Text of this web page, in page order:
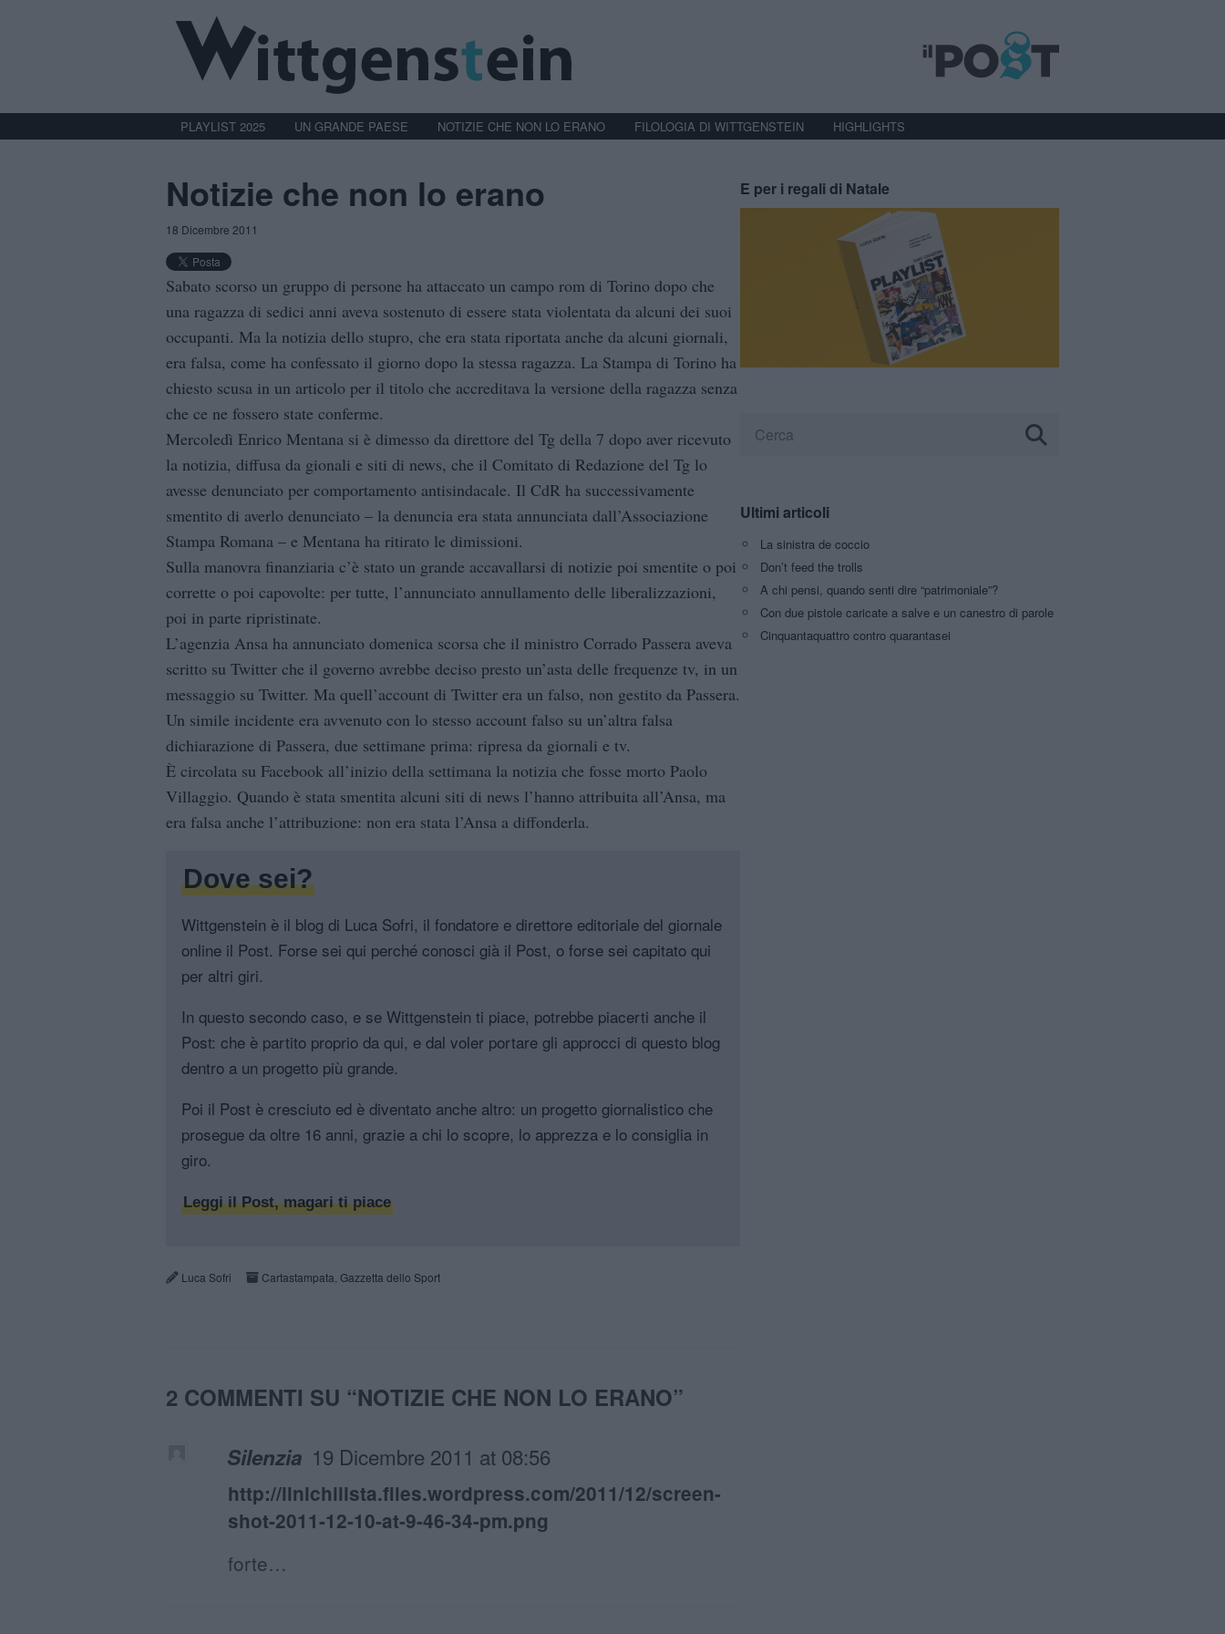
PLAYLIST 2025 UN GRANDE PAESE NOTIZIE CHE NON LO ERANO FILOLOGIA DI WITTGENSTEIN HIGHLIGHTS
Notizie che non lo erano
18 Dicembre 2011
Sabato scorso un gruppo di persone ha attaccato un campo rom di Torino dopo che
una ragazza di sedici anni aveva sostenuto di essere stata violentata da alcuni dei suoi
occupanti. Ma la notizia dello stupro, che era stata riportata anche da alcuni giornali,
era falsa, come ha confessato il giorno dopo la stessa ragazza. La Stampa di Torino ha
chiesto scusa in un articolo per il titolo che accreditava la versione della ragazza senza
che ce ne fossero state conferme.
Mercoledì Enrico Mentana si è dimesso da direttore del Tg della 7 dopo aver ricevuto
la notizia, diffusa da gionali e siti di news, che il Comitato di Redazione del Tg lo
avesse denunciato per comportamento antisindacale. Il CdR ha successivamente
smentito di averlo denunciato – la denuncia era stata annunciata dall’Associazione
Stampa Romana – e Mentana ha ritirato le dimissioni.
Sulla manovra finanziaria c’è stato un grande accavallarsi di notizie poi smentite o poi
corrette o poi capovolte: per tutte, l’annunciato annullamento delle liberalizzazioni,
poi in parte ripristinate.
L’agenzia Ansa ha annunciato domenica scorsa che il ministro Corrado Passera aveva
scritto su Twitter che il governo avrebbe deciso presto un’asta delle frequenze tv, in un
messaggio su Twitter. Ma quell’account di Twitter era un falso, non gestito da Passera.
Un simile incidente era avvenuto con lo stesso account falso su un’altra falsa
dichiarazione di Passera, due settimane prima: ripresa da giornali e tv.
È circolata su Facebook all’inizio della settimana la notizia che fosse morto Paolo
Villaggio. Quando è stata smentita alcuni siti di news l’hanno attribuita all’Ansa, ma
era falsa anche l’attribuzione: non era stata l’Ansa a diffonderla.
Dove sei?
Wittgenstein è il blog di Luca Sofri, il fondatore e direttore editoriale del giornale
online il Post. Forse sei qui perché conosci già il Post, o forse sei capitato qui
per altri giri.
In questo secondo caso, e se Wittgenstein ti piace, potrebbe piacerti anche il
Post: che è partito proprio da qui, e dal voler portare gli approcci di questo blog
dentro a un progetto più grande.
Poi il Post è cresciuto ed è diventato anche altro: un progetto giornalistico che
prosegue da oltre 16 anni, grazie a chi lo scopre, lo apprezza e lo consiglia in
giro.
Leggi il Post, magari ti piace
Luca Sofri Cartastampata Gazzetta dello Sport
2 COMMENTI SU “NOTIZIE CHE NON LO ERANO”
Silenzia 19 Dicembre 2011 at 08:56
http://ilnichilista.files.wordpress.com/2011/12/screen-
shot-2011-12-10-at-9-46-34-pm.png
forte…
E per i regali di Natale
Ultimi articoli
La sinistra de coccio
Don’t feed the trolls
A chi pensi, quando senti dire “patrimoniale”?
Con due pistole caricate a salve e un canestro di parole
Cinquantaquattro contro quarantasei